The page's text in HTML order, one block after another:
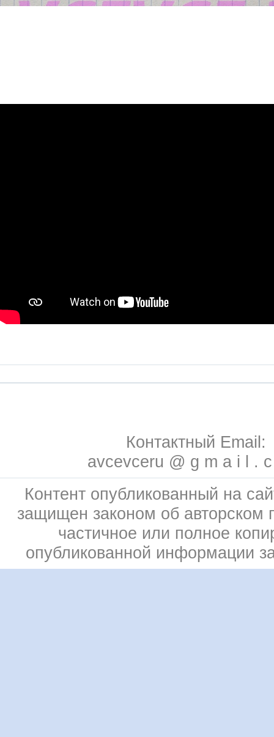
Контактный Email:
avcevceru @ g m a i l .
Контент опубликованный на
защищен законом об авторском
частичное или полное
опубликованной информации